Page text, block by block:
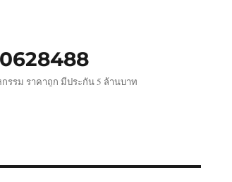
กรรม ราคาถูก มีประกัน 5 ล้านบาท